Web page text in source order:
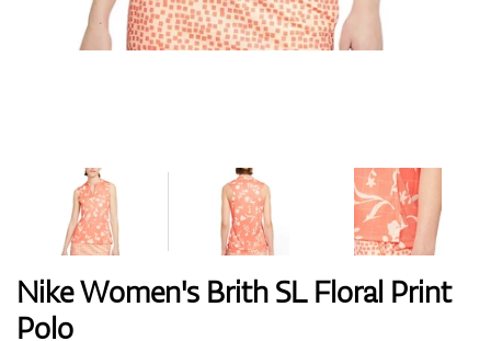
Rukavice
Bagy
Nike Women's Brith SL Floral Print
Polo